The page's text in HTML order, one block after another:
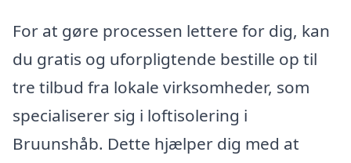
For at gøre processen lettere for dig, kan
du gratis og uforpligtende bestille op til
tre tilbud fra lokale virksomheder, som
specialiserer sig i loftisolering i
Bruunshåb. Dette hjælper dig med at